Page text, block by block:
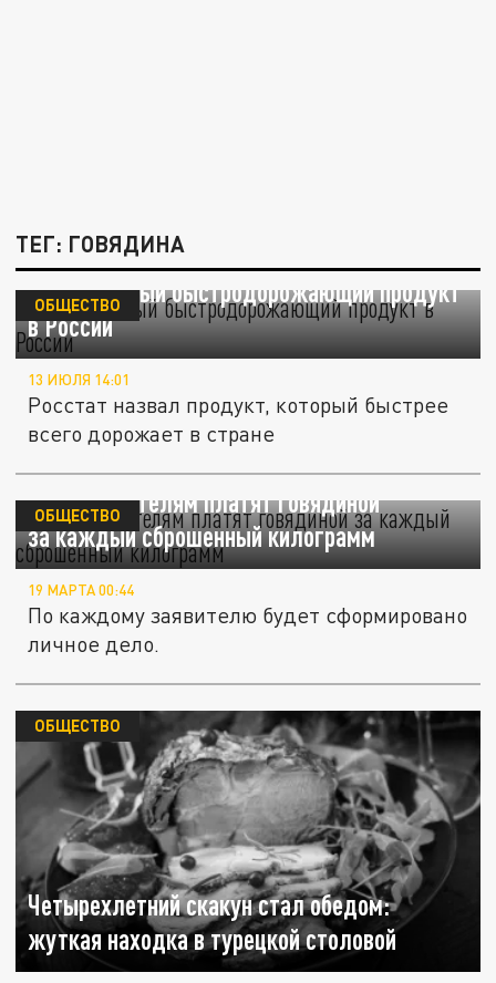
ТЕГ: ГОВЯДИНА
Назван самый быстродорожающий продукт
в России
ОБЩЕСТВО
13 ИЮЛЯ 14:01
Росстат назвал продукт, который быстрее
всего дорожает в стране
В Китае жителям платят говядиной
за каждый сброшенный килограмм
ОБЩЕСТВО
19 МАРТА 00:44
По каждому заявителю будет сформировано
личное дело.
Четырехлетний скакун стал обедом:
жуткая находка в турецкой столовой
ОБЩЕСТВО